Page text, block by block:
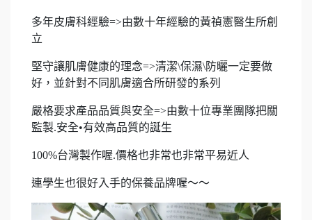
多年皮膚科經驗=>由數十年經驗的黃禎憲醫生所創
立
堅守讓肌膚健康的理念=>清潔\保濕\防曬一定要做
好，並針對不同肌膚適合所研發的系列
嚴格要求產品品質與安全=>由數十位專業團隊把關
監製.安全•有效高品質的誕生
100%台灣製作喔.價格也非常也非常平易近人
連學生也很好入手的保養品牌喔～～